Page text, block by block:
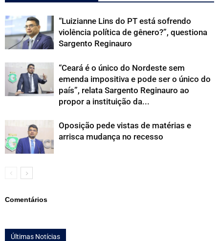
“Luizianne Lins do PT está sofrendo
violência política de gênero?”, questiona
Sargento Reginauro
“Ceará é o único do Nordeste sem
emenda impositiva e pode ser o único do
país”, relata Sargento Reginauro ao
propor a instituição da...
Oposição pede vistas de matérias e
arrisca mudança no recesso
Comentários
Últimas Notícias